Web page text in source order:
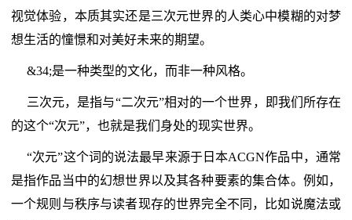
视觉体验，本质其实还是三次元世界的人类心中模糊的对梦
想生活的憧憬和对美好未来的期望。
&34;是一种类型的文化，而非一种风格。
三次元，是指与“二次元”相对的一个世界，即我们所存在
的这个“次元”，也就是我们身处的现实世界。
“次元”这个词的说法最早来源于日本ACGN作品中，通常
是指作品当中的幻想世界以及其各种要素的集合体。例如，
一个规则与秩序与读者现存的世界完全不同，比如说魔法或